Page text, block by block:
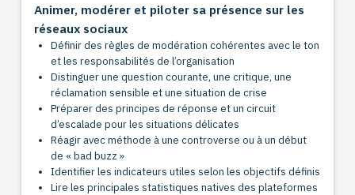
Animer, modérer et piloter sa présence sur les
réseaux sociaux
Définir des règles de modération cohérentes avec le ton
et les responsabilités de l’organisation
Distinguer une question courante, une critique, une
réclamation sensible et une situation de crise
Préparer des principes de réponse et un circuit
d’escalade pour les situations délicates
Réagir avec méthode à une controverse ou à un début
de « bad buzz »
Identifier les indicateurs utiles selon les objectifs définis
Lire les principales statistiques natives des plateformes